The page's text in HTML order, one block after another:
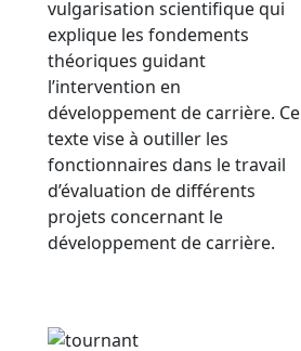
vulgarisation scientifique qui
explique les fondements
théoriques guidant
l’intervention en
développement de carrière. Ce
texte vise à outiller les
fonctionnaires dans le travail
d’évaluation de différents
projets concernant le
développement de carrière.